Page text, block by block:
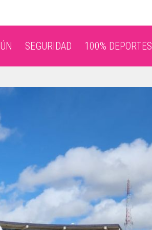
SEGURIDAD 100% DEPORTES